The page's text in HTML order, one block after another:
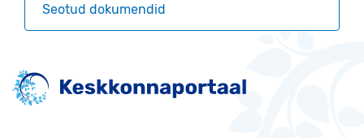
Seotud dokumendid